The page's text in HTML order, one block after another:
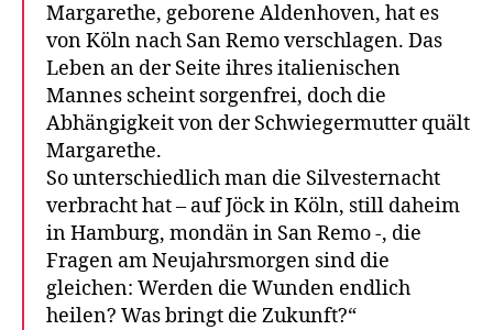
Margarethe, geborene Aldenhoven, hat es
von Köln nach San Remo verschlagen. Das
Leben an der Seite ihres italienischen
Mannes scheint sorgenfrei, doch die
Abhängigkeit von der Schwiegermutter quält
Margarethe.
So unterschiedlich man die Silvesternacht
verbracht hat – auf Jöck in Köln, still daheim
in Hamburg, mondän in San Remo -, die
Fragen am Neujahrsmorgen sind die
gleichen: Werden die Wunden endlich
heilen? Was bringt die Zukunft?“